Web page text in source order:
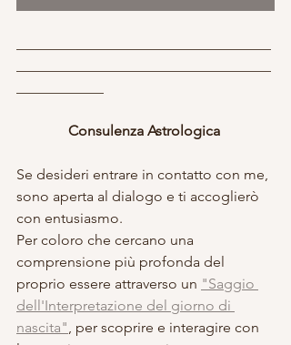
Consulenza Astrologica
Se desideri entrare in contatto con me,
sono aperta al dialogo e ti accoglierò
con entusiasmo.
Per coloro che cercano una
comprensione più profonda del
proprio essere attraverso un "Saggio
dell'Interpretazione del giorno di
nascita", per scoprire e interagire con